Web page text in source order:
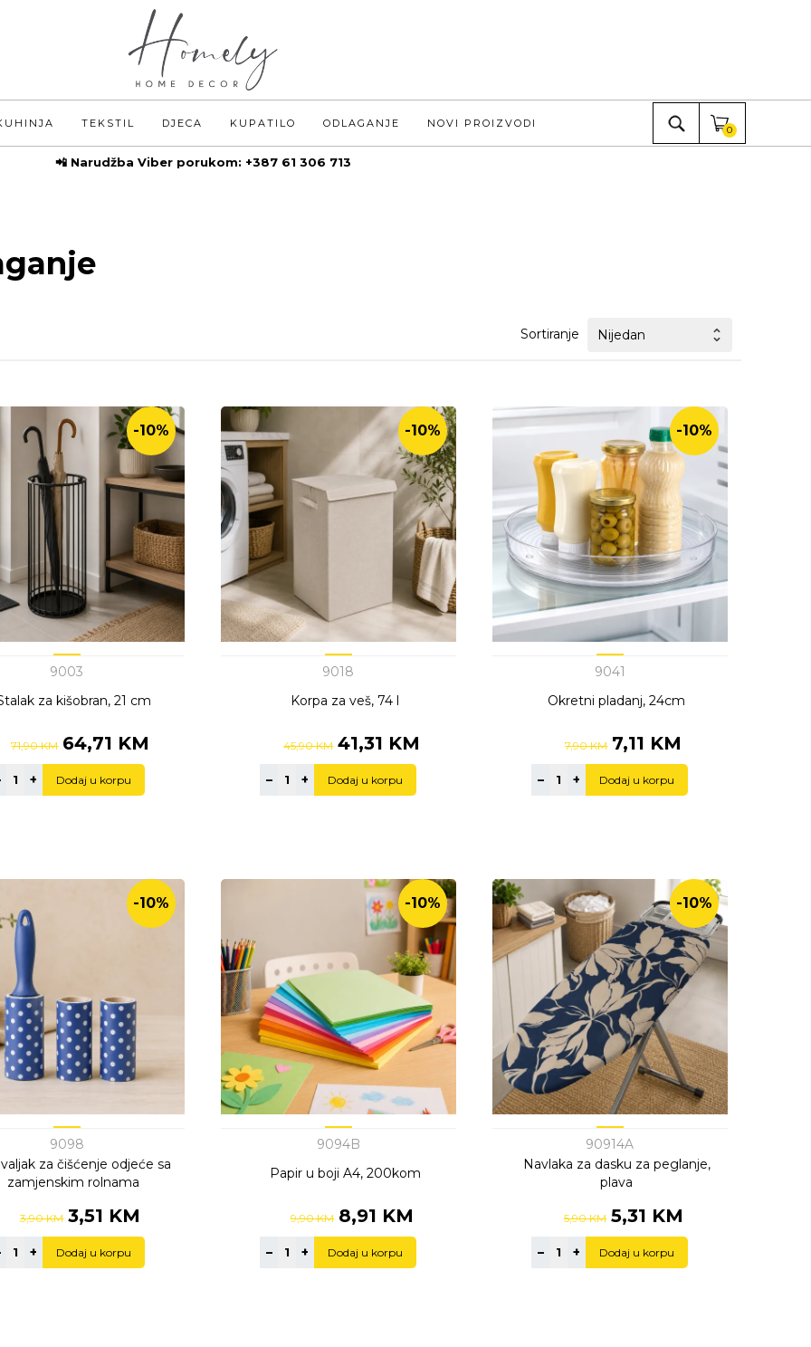
TEKSTIL DJECA KUPATILO ODLAGANJE NOVI PROIZVODI 0
📲 Narudžba Viber porukom: +387 61 306 713
Sortiranje
-10%
9003
za kišobran, 21 cm
71,90 KM 64,71 KM
+ Dodaj u korpu
-10%
9018
Korpa za veš, 74 l
45,90 KM 41,31 KM
– + Dodaj u korpu
-10%
9041
Okretni pladanj, 24cm
7,90 KM 7,11 KM
– + Dodaj u korpu
-10%
9098
za čišćenje odjeće sa
zamjenskim rolnama
3,90 KM 3,51 KM
+ Dodaj u korpu
-10%
9094B
Papir u boji A4, 200kom
9,90 KM 8,91 KM
– + Dodaj u korpu
-10%
90914A
Navlaka za dasku za peglanje,
plava
5,90 KM 5,31 KM
– + Dodaj u korpu